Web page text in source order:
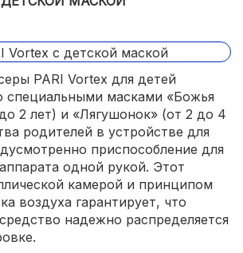
PARI Vortex для детей
специальными масками «Божья
2 лет) и «Лягушонок» (от 2 до 4
родителей в устройстве для
приспособление для
одной рукой. Этот
камерой и принципом
воздуха гарантирует, что
надежно распределяется